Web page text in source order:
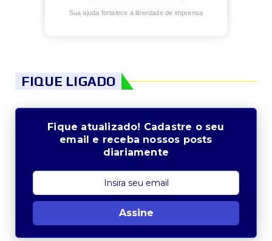
Sua ajuda fortalece a liberdade de imprensa
FIQUE LIGADO
Fique atualizado! Cadastre o seu
email e receba nossos posts
diariamente
Assine